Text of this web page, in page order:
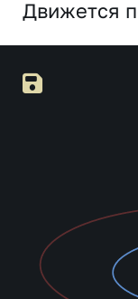
Движется